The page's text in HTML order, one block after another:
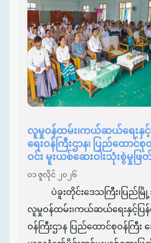
လူမှုဝန်ထမ်း၊ကယ်ဆယ်ရေးနှင့်
ရေးဝန်ကြီးဌာန၊ ပြည်ထောင်စု
ဝင်း မူးယစ်ဆေးဝါးသုံးစွဲမှုဖ
၀၁ ဇူလိုင် ၂၀၂၆
ပဲခူးတိုင်းဒေသကြီး၊ပြည်မ
လူမှုဝန်ထမ်း၊ကယ်ဆယ်ရေးနှင့်ပြန်
ဝန်ကြီးဌာန ပြည်ထောင်စုဝန်ကြီး